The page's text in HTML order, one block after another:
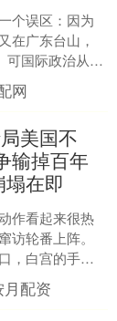
个误区：因为
在广东台山，
可国际政治从不
在美国，接受
网
美国不
输掉百年
在即
作看起来很热
访轮番上阵。
，白宫的手总
面藏着一个心
....
月配资